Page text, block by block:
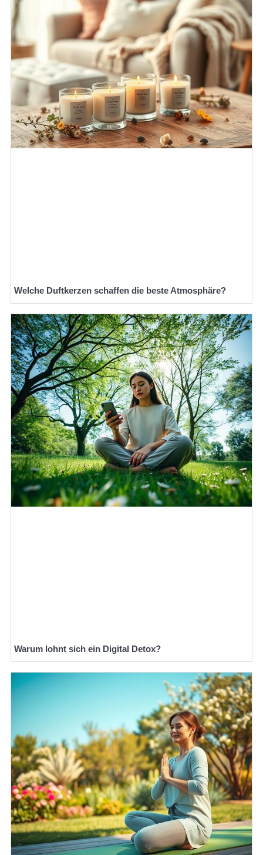
Welche Duftkerzen schaffen die beste Atmosphäre?
Warum lohnt sich ein Digital Detox?